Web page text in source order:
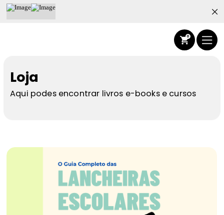
0
Alimentos
Blog
Loja
Planos
Continuar a comprar
Loja
Aqui podes encontrar livros e-books e cursos